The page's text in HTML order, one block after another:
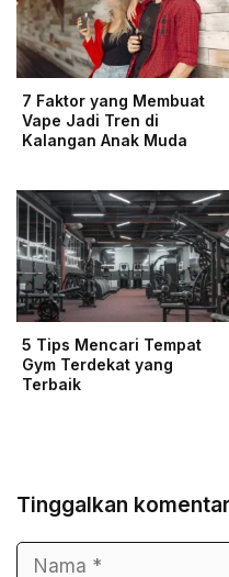
7 Faktor yang Membuat
Vape Jadi Tren di
Kalangan Anak Muda
5 Tips Mencari Tempat
Gym Terdekat yang
Terbaik
Tinggalkan komentar
Nama
Surel